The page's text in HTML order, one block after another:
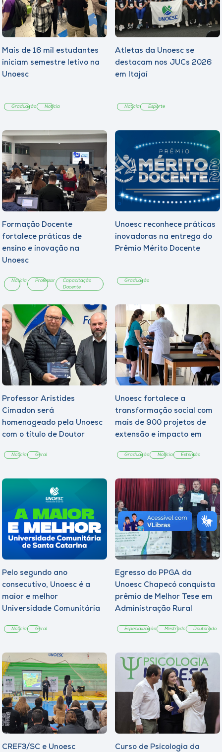
A+
A-
Mais de 16 mil estudantes
iniciam semestre letivo na
Unoesc
Graduação Notícia
Atletas da Unoesc se
destacam nos JUCs 2026
em Itajaí
Notícia Esporte
Formação Docente
fortalece práticas de
ensino e inovação na
Unoesc
Notícia Professor
Capacitação
Docente
Unoesc reconhece práticas
inovadoras na entrega do
Prêmio Mérito Docente
Graduação
Professor Aristides
Cimadon será
homenageado pela Unoesc
com o título de Doutor
Notícia Geral
Unoesc fortalece a
transformação social com
mais de 900 projetos de
extensão e impacto em
Graduação Notícia Extensão
Pelo segundo ano
consecutivo, Unoesc é a
maior e melhor
Universidade Comunitária
Notícia Geral
Egresso do PPGA da
Unoesc Chapecó conquista
prêmio de Melhor Tese em
Administração Rural
Especialização Mestrado Doutorado
CREF3/SC e Unoesc Curso de Psicologia da